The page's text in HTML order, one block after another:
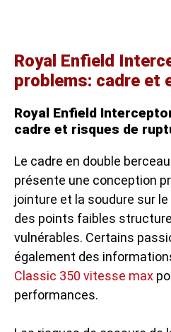
Royal Enfield
problems: cadre et
Royal Enfield
cadre et risques de
Le cadre en double
présente une conception
jointure et la soudure sur
des points faibles
vulnérables. Certains
également des
Classic 350 vitesse max
performances.